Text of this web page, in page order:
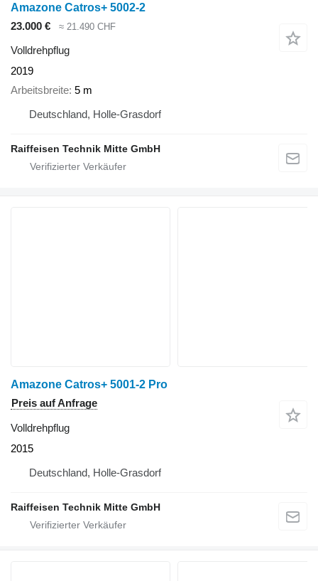
Amazone Catros+ 5002-2
23.000 €
≈ 21.490 CHF
Volldrehpflug
2019
Arbeitsbreite 5 m
Deutschland, Holle-Grasdorf
Raiffeisen Technik Mitte GmbH
Amazone Catros+ 5001-2 Pro
Preis auf Anfrage
Volldrehpflug
2015
Deutschland, Holle-Grasdorf
Raiffeisen Technik Mitte GmbH